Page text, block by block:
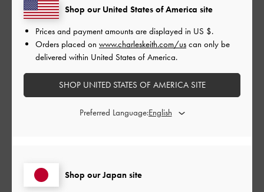
ご利用者様
かわいい！
イメージどおりのかわいさ。
物もけっこう入るので使いやすくカジュアルにもキレイめでも
Shop our Japan site
Shop our United States of America site
Prices and payment amounts are displayed in US $.
Orders placed on www.charleskeith.com/us can only be
delivered within United States of America.
SHOP UNITED STATES OF AMERICA SITE
Preferred Language: